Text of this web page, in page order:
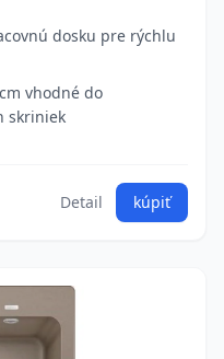
dosku pre rýchlu
vhodné do
skriniek
Detail kúpiť